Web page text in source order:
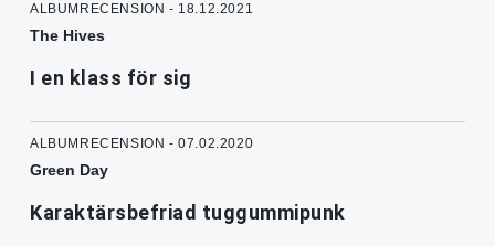
ALBUMRECENSION - 18.12.2021
The Hives
I en klass för sig
ALBUMRECENSION - 07.02.2020
Green Day
Karaktärsbefriad tuggummipunk